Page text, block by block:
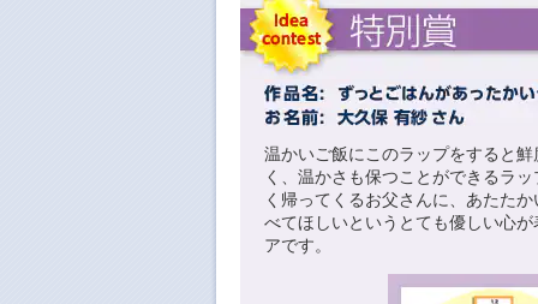
温かいご飯にこのラップをすると鮮
く、温かさも保つことができるラ
く帰ってくるお父さんに、あたた
べてほしいというとても優しい心
アです。